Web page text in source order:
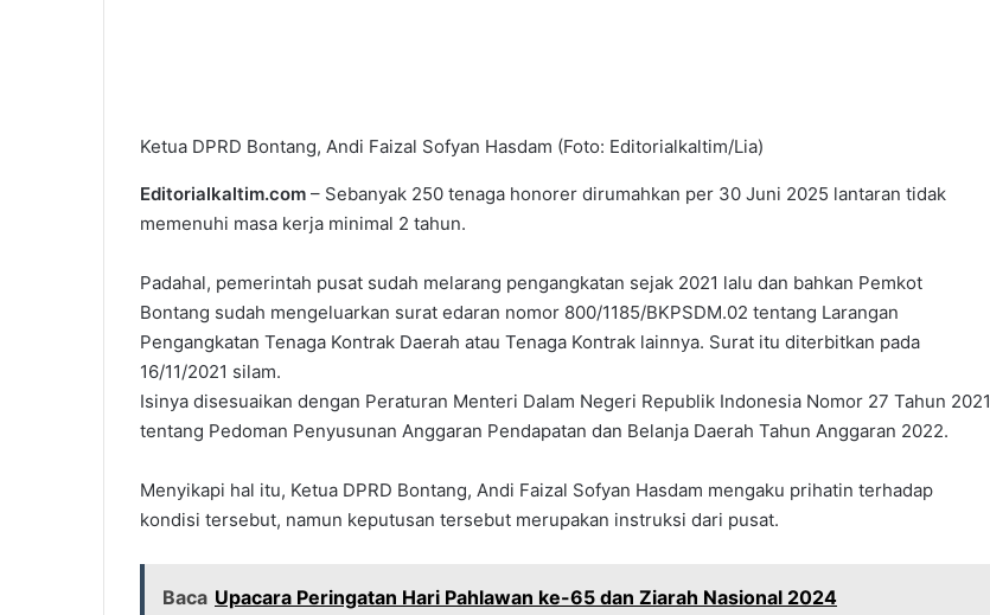
Ketua DPRD Bontang, Andi Faizal Sofyan Hasdam (Foto: Editorialkaltim/Lia)
Editorialkaltim.com – Sebanyak 250 tenaga honorer dirumahkan per 30 Juni 2025 lantaran tidak
memenuhi masa kerja minimal 2 tahun.
Padahal, pemerintah pusat sudah melarang pengangkatan sejak 2021 lalu dan bahkan Pemkot
Bontang sudah mengeluarkan surat edaran nomor 800/1185/BKPSDM.02 tentang Larangan
Pengangkatan Tenaga Kontrak Daerah atau Tenaga Kontrak lainnya. Surat itu diterbitkan pada
16/11/2021 silam.
Isinya disesuaikan dengan Peraturan Menteri Dalam Negeri Republik Indonesia Nomor 27 Tahun 2021
tentang Pedoman Penyusunan Anggaran Pendapatan dan Belanja Daerah Tahun Anggaran 2022.
Menyikapi hal itu, Ketua DPRD Bontang, Andi Faizal Sofyan Hasdam mengaku prihatin terhadap
kondisi tersebut, namun keputusan tersebut merupakan instruksi dari pusat.
Baca Upacara Peringatan Hari Pahlawan ke-65 dan Ziarah Nasional 2024